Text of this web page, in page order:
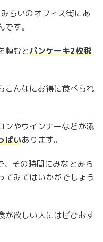
らいのオフィス街にあ
す。
頼むとパンケーキ2枚税
こんなにお得に食べられ
ンやウインナーなどが添
ぱいあります。
その時間にみなとみら
てみてはいかがでしょう
が欲しい人にはぜひおす